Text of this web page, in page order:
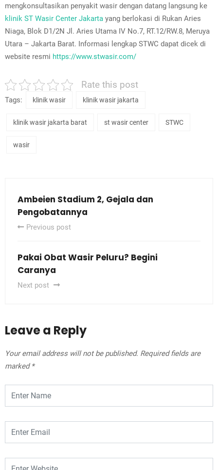
mengkonsultasikan penyakit wasir dengan datang langsung ke
klinik ST Wasir Center Jakarta yang berlokasi di Rukan Aries
Niaga, Blok D1/2N Jl. Aries Utama IV No.7, RT.12/RW.8, Meruya
Utara – Jakarta Barat. Informasi lengkap STWC dapat dicek di
website resmi https://www.stwasir.com/
Rate this post
Tags: klinik wasir klinik wasir jakarta
klinik wasir jakarta barat st wasir center STWC
wasir
Ambeien Stadium 2, Gejala dan
Pengobatannya
Previous post
Pakai Obat Wasir Peluru? Begini
Caranya
Next post
Leave a Reply
Your email address will not be published. Required fields are
marked *